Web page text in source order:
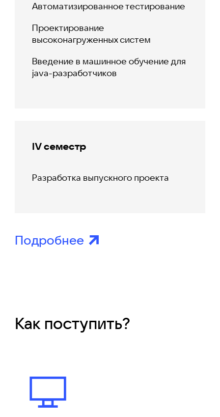
Автоматизированное тестирование
Проектирование
высоконагруженных систем
Введение в машинное обучение для
java-разработчиков
IV семестр
Разработка выпускного проекта
Подробнее
Как поступить?